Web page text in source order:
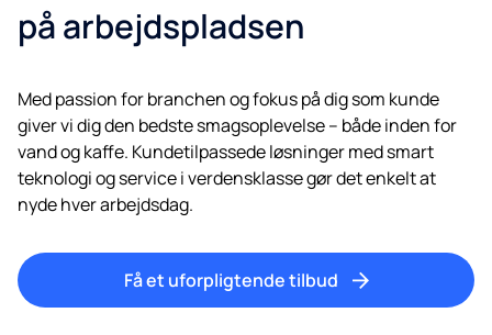
på arbejdspladsen
Med passion for branchen og fokus på dig som kunde
giver vi dig den bedste smagsoplevelse – både inden for
vand og kaffe. Kundetilpassede løsninger med smart
teknologi og service i verdensklasse gør det enkelt at
nyde hver arbejdsdag.
Få et uforpligtende tilbud